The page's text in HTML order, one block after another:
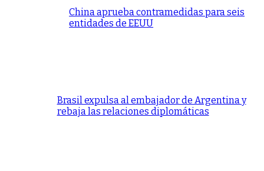
China aprueba contramedidas para seis
entidades de EEUU
Brasil expulsa al embajador de Argentina y
rebaja las relaciones diplomáticas